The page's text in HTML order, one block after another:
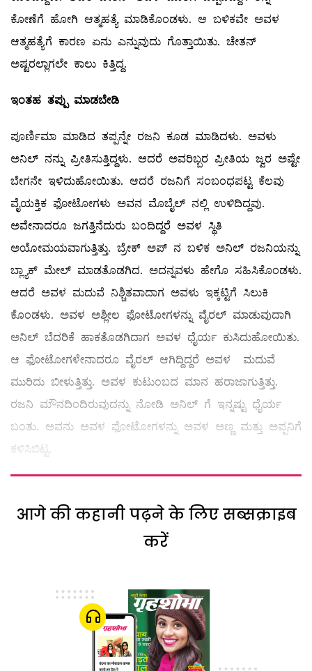
ಕೋಣೆಗೆ ಹೋಗಿ ಆತ್ಮಹತ್ಯೆ ಮಾಡಿಕೊಂಡಳು. ಆ ಬಳಿಕವೇ ಅವಳ
ಆತ್ಮಹತ್ಯೆಗೆ ಕಾರಣ ಏನು ಎನ್ನುವುದು ಗೊತ್ತಾಯಿತು. ಚೇತನ್‌
ಅಷ್ಟರಲ್ಲಾಗಲೇ ಕಾಲು ಕಿತ್ತಿದ್ದ.
ಇಂತಹ ತಪ್ಪು ಮಾಡಬೇಡಿ
ಪೂರ್ಣಿಮಾ ಮಾಡಿದ ತಪ್ಪನ್ನೇ ರಜನಿ ಕೂಡ ಮಾಡಿದಳು. ಅವಳು
ಅನಿಲ್ ‌ನನ್ನು ಪ್ರೀತಿಸುತ್ತಿದ್ದಳು. ಆದರೆ ಅವರಿಬ್ಬರ ಪ್ರೀತಿಯ ಜ್ವರ ಅಷ್ಟೇ
ಬೇಗನೇ ಇಳಿದುಹೋಯಿತು. ಆದರೆ ರಜನಿಗೆ ಸಂಬಂಧಪಟ್ಟ ಕೆಲವು
ವೈಯಕ್ತಿಕ ಫೋಟೋಗಳು ಅವನ ಮೊಬೈಲ್ ‌ನಲ್ಲಿ ಉಳಿದಿದ್ದವು.
ಅವೇನಾದರೂ ಜಗತ್ತಿನೆದುರು ಬಂದಿದ್ದರೆ ಅವಳ ಸ್ಥಿತಿ
ಅಯೋಮಯವಾಗುತ್ತಿತ್ತು. ಬ್ರೇಕ್‌ ಅಪ್‌ ನ ಬಳಿಕ ಅನಿಲ್ ರಜನಿಯನ್ನು
ಬ್ಲ್ಯಾಕ್‌ ಮೇಲ್ ಮಾಡತೊಡಗಿದ. ಅದನ್ನವಳು ಹೇಗೊ ಸಹಿಸಿಕೊಂಡಳು.
ಆದರೆ ಅವಳ ಮದುವೆ ನಿಶ್ಚಿತವಾದಾಗ ಅವಳು ಇಕ್ಕಟ್ಟಿಗೆ ಸಿಲುಕಿ
ಕೊಂಡಳು. ಅವಳ ಅಶ್ಲೀಲ ಫೋಟೋಗಳನ್ನು ವೈರಲ್ ಮಾಡುವುದಾಗಿ
ಅನಿಲ್ ‌ಬೆದರಿಕೆ ಹಾಕತೊಡಗಿದಾಗ ಅವಳ ಧೈರ್ಯ ಕುಸಿದುಹೋಯಿತು.
ಆ ಫೋಟೋಗಳೇನಾದರೂ ವೈರಲ್ ಆಗಿದ್ದಿದ್ದರೆ ಅವಳ ಮದುವೆ
ಮುರಿದು ಬೀಳುತ್ತಿತ್ತು. ಅವಳ ಕುಟುಂಬದ ಮಾನ ಹರಾಜಾಗುತ್ತಿತ್ತು.
ರಜನಿ ಮೌನದಿಂದಿರುವುದನ್ನು ನೋಡಿ ಅನಿಲ್ ಗೆ ಇನ್ನಷ್ಟು ಧೈರ್ಯ
ಬಂತು. ಅವನು ಅವಳ ಫೋಟೋಗಳನ್ನು ಅವಳ ಅಣ್ಣ ಮತ್ತು ಅಪ್ಪನಿಗೆ
ಕಳಿಸಿಬಿಟ್ಟ.
आगे की कहानी पढ़ने के लिए सब्सक्राइब
करें